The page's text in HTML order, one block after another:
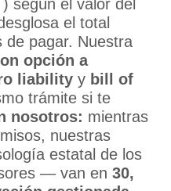
según el valor del
el total
de pagar. Nuestra
opción a
liability y bill of
trámite si te
nosotros: mientras
nuestras
estatal de los
— van en 30,